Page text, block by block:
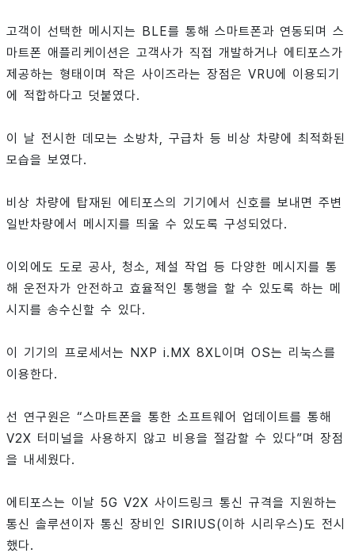
고객이 선택한 메시지는 BLE를 통해 스마트폰과 연동되며 스
마트폰 애플리케이션은 고객사가 직접 개발하거나 에티포스가
제공하는 형태이며 작은 사이즈라는 장점은 VRU에 이용되기
에 적합하다고 덧붙였다.
이 날 전시한 데모는 소방차, 구급차 등 비상 차량에 최적화된
모습을 보였다.
비상 차량에 탑재된 에티포스의 기기에서 신호를 보내면 주변
일반차량에서 메시지를 띄울 수 있도록 구성되었다.
이외에도 도로 공사, 청소, 제설 작업 등 다양한 메시지를 통
해 운전자가 안전하고 효율적인 통행을 할 수 있도록 하는 메
시지를 송수신할 수 있다.
이 기기의 프로세서는 NXP i.MX 8XL이며 OS는 리눅스를
이용한다.
선 연구원은 “스마트폰을 통한 소프트웨어 업데이트를 통해
V2X 터미널을 사용하지 않고 비용을 절감할 수 있다”며 장점
을 내세웠다.
에티포스는 이날 5G V2X 사이드링크 통신 규격을 지원하는
통신 솔루션이자 통신 장비인 SIRIUS(이하 시리우스)도 전시
했다.